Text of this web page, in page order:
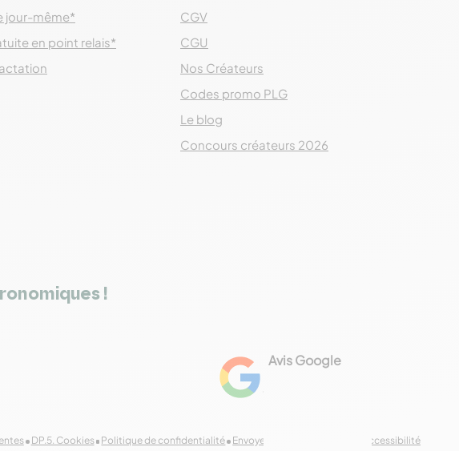
jour-même*
en point relais*
CGV
CGU
Nos Créateurs
Codes promo PLG
Le blog
Concours créateurs 2026
!
Avis Google
DP.5. Cookies Politique de confidentialité Envoyer des commentaires Accessibilité